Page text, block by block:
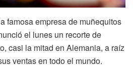
famosa empresa de muñequitos
el lunes un recorte de
casi la mitad en Alemania, a raíz
ventas en todo el mundo.